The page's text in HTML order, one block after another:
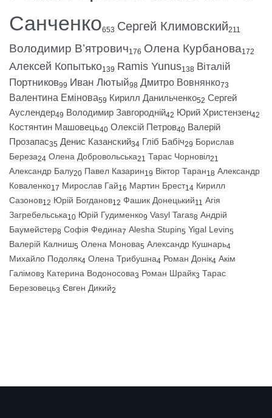
Санченко653 Сергей Климовский211
Володимир В’ятрович176 Олена Курбанова172
Алексей Копытько139 Ramis Yunus138 Віталій
Портников99 Иван Лютый98 Дмитро Вовнянко73
Валентина Емінова59 Кирилл Данильченко52 Сергей
Ауслендер49 Володимир Завгородній42 Юрий Христензен42
Костянтин Машовець40 Олексій Петров40 Валерій
Прозапас35 Денис Казанский34 Гліб Бабіч29 Борислав
Береза24 Олена Добровольська21 Тарас Чорновіл21
Александр Балу20 Павел Казарин19 Віктор Таран18 Александр
Коваленко17 Мирослав Гай16 Мартин Брест14 Кирилл
Сазонов12 Юрій Богданов12 Фашик Донецький11 Агія
Загребельська10 Юрій Гудименко9 Vasyl Taras8 Андрій
Баумейстер8 Софія Федина7 Alesha Stupin5 Yigal Levin5
Валерій Калниш5 Олена Монова5 Александр Кушнарь4
Михайло Подоляк4 Олена Трибушна4 Роман Донік4 Акім
Галімов3 Катерина Водоносова3 Роман Шрайк3 Тарас
Березовець3 Євген Дикий2